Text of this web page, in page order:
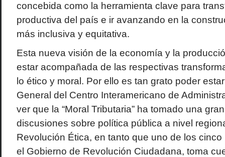
concebida como la herramienta clave para
productiva del país e ir avanzando en la
más inclusiva y equitativa.
Esta nueva visión de la economía y la
estar acompañada de las respectivas
lo ético y moral. Por ello es tan grato poder
General del Centro Interamericano de
ver que la “Moral Tributaria” ha tomado una
discusiones sobre política pública a nivel
Revolución Ética, en tanto que uno de los
el Gobierno de Revolución Ciudadana, toma